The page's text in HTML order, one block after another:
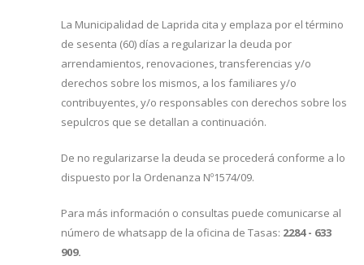
La Municipalidad de Laprida cita y emplaza por el término
de sesenta (60) días a regularizar la deuda por
arrendamientos, renovaciones, transferencias y/o
derechos sobre los mismos, a los familiares y/o
contribuyentes, y/o responsables con derechos sobre los
sepulcros que se detallan a continuación.
De no regularizarse la deuda se procederá conforme a lo
dispuesto por la Ordenanza Nº1574/09.
Para más información o consultas puede comunicarse al
número de whatsapp de la oficina de Tasas: 2284 - 633
909.